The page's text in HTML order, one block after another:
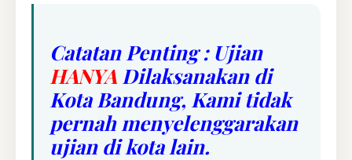
Catatan Penting : Ujian
HANYA Dilaksanakan di
Kota Bandung, Kami tidak
pernah menyelenggarakan
ujian di kota lain.